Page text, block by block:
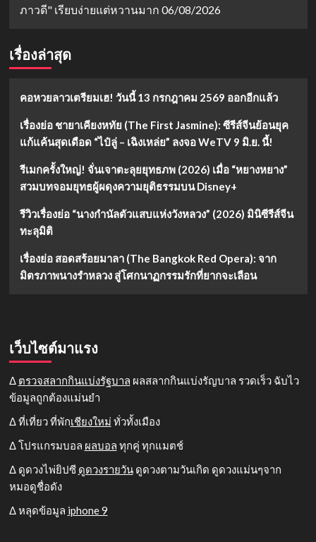
ภาวดี" เรียบง่ายแต่หวานมาก 06/08/2026
เรื่องล่าสุด
คอหวยลาวเตรียมเฮ! วันนี้ 13 กรกฎาคม 2569 ออกอีกแล้ว
เรื่องย่อ ชายาเคียงหทัย (The First Jasmine): ซีรีส์จีนย้อนยุค
แก้แค้นสุดเดือด “ไป๋ลู่ – เฉิงเหล่ย” ลงจอ WeTV 9 มิ.ย. นี้!
รีเมกครั้งใหญ่! จั่นเจาตะลุยยุทธภพ (2026) เมื่อ “หยางหยาง”
สวมบทจอมยุทธผู้ผดุงความยุติธรรมบน Disney+
รีวิวเรื่องย่อ “นางกำนัลตัวแสบแห่งวังหลวง” (2026) มินิซีรีส์จีน
ทะลุมิติ
เรื่องย่อ สอดสร้อยมาลา (The Bangkok Red Opera): จาก
มิตรภาพนางรำหลวง สู่โศกนาฏกรรมรักที่ยากจะเลือน
เว็บไซต์มาแรง
Δ ตรวจสลากกินแบ่งรัฐบาล ผลสลากกินแบ่งรัญบาล รวดเร็ว ฉับไว
ข้อมูลถูกต้องแม่นยำ
Δ ที่เที่ยว ที่พักเชียงใหม่ ทั่วทั้งเมือง
Δ โปรแกรมบอล ผลบอล ทุกคู่ ทุกแมตช์
Δ ดูดวงไพ่ยิปซี ดูดวงรายวันดูดวงตามวันเกิด ดูดวงแม่นๆจาก
หมอดูชื่อดัง
Δ หลุดข้อมูล iphone 9